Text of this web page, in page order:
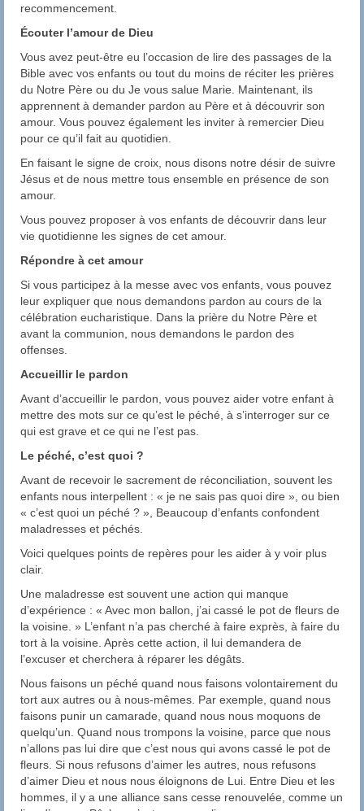
recommencement.
Écouter l’amour de Dieu
Vous avez peut-être eu l’occasion de lire des passages de la
Bible avec vos enfants ou tout du moins de réciter les prières
du Notre Père ou du Je vous salue Marie. Maintenant, ils
apprennent à demander pardon au Père et à découvrir son
amour. Vous pouvez également les inviter à remercier Dieu
pour ce qu’il fait au quotidien.
En faisant le signe de croix, nous disons notre désir de suivre
Jésus et de nous mettre tous ensemble en présence de son
amour.
Vous pouvez proposer à vos enfants de découvrir dans leur
vie quotidienne les signes de cet amour.
Répondre à cet amour
Si vous participez à la messe avec vos enfants, vous pouvez
leur expliquer que nous demandons pardon au cours de la
célébration eucharistique. Dans la prière du Notre Père et
avant la communion, nous demandons le pardon des
offenses.
Accueillir le pardon
Avant d’accueillir le pardon, vous pouvez aider votre enfant à
mettre des mots sur ce qu’est le péché, à s’interroger sur ce
qui est grave et ce qui ne l’est pas.
Le péché, c’est quoi ?
Avant de recevoir le sacrement de réconciliation, souvent les
enfants nous interpellent : « je ne sais pas quoi dire », ou bien
« c’est quoi un péché ? », Beaucoup d’enfants confondent
maladresses et péchés.
Voici quelques points de repères pour les aider à y voir plus
clair.
Une maladresse est souvent une action qui manque
d’expérience : « Avec mon ballon, j’ai cassé le pot de fleurs de
la voisine. » L’enfant n’a pas cherché à faire exprès, à faire du
tort à la voisine. Après cette action, il lui demandera de
l’excuser et cherchera à réparer les dégâts.
Nous faisons un péché quand nous faisons volontairement du
tort aux autres ou à nous-mêmes. Par exemple, quand nous
faisons punir un camarade, quand nous nous moquons de
quelqu’un. Quand nous trompons la voisine, parce que nous
n’allons pas lui dire que c’est nous qui avons cassé le pot de
fleurs. Si nous refusons d’aimer les autres, nous refusons
d’aimer Dieu et nous nous éloignons de Lui. Entre Dieu et les
hommes, il y a une alliance sans cesse renouvelée, comme un